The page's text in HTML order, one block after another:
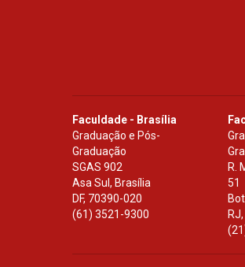
Faculdade - Brasília
Graduação e Pós-
Graduação
SGAS 902
Asa Sul, Brasília
DF, 70390-020
(61) 3521-9300
R.
51
RJ